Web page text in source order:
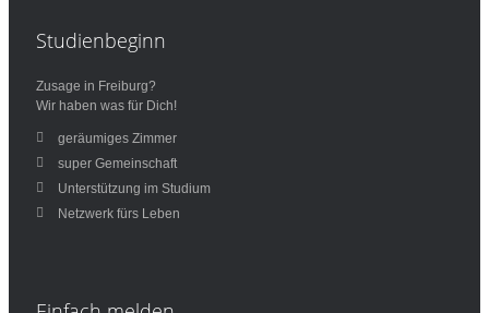
Studienbeginn
Zusage in Freiburg?
Wir haben was für Dich!
geräumiges Zimmer
super Gemeinschaft
Unterstützung im Studium
Netzwerk fürs Leben